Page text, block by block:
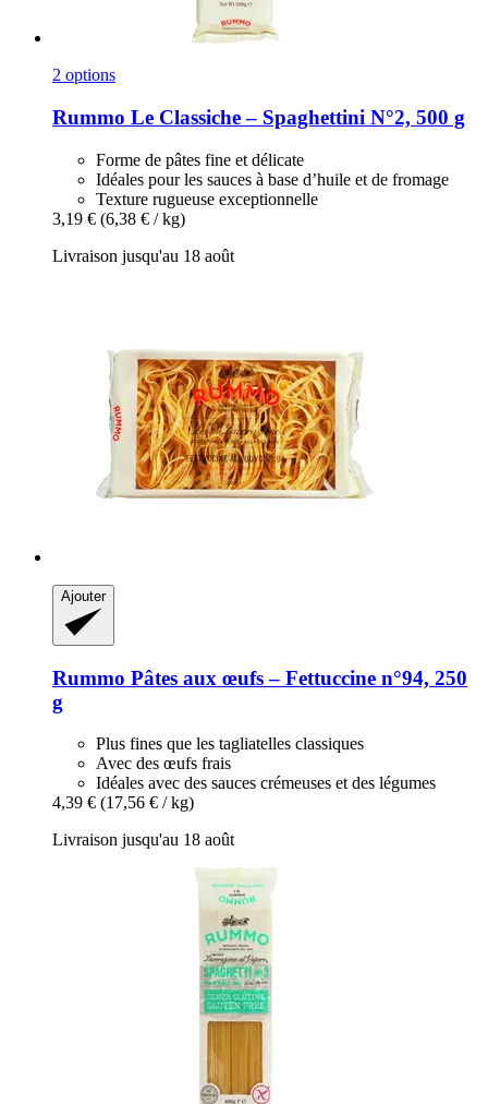
2 options
Rummo Le Classiche – Spaghettini N°2, 500 g
Forme de pâtes fine et délicate
Idéales pour les sauces à base d’huile et de fromage
Texture rugueuse exceptionnelle
3,19 € (6,38 € / kg)
Livraison jusqu'au 18 août
Ajouter
Rummo Pâtes aux œufs – Fettuccine n°94, 250
g
Plus fines que les tagliatelles classiques
Avec des œufs frais
Idéales avec des sauces crémeuses et des légumes
4,39 € (17,56 € / kg)
Livraison jusqu'au 18 août